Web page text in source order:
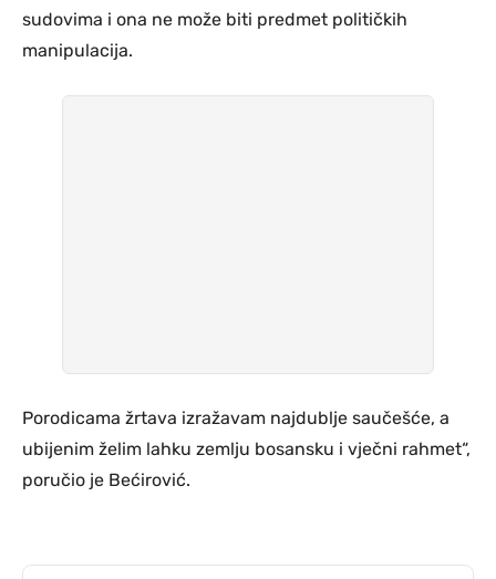
sudovima i ona ne može biti predmet političkih
manipulacija.
Porodicama žrtava izražavam najdublje saučešće, a
ubijenim želim lahku zemlju bosansku i vječni rahmet“,
poručio je Bećirović.